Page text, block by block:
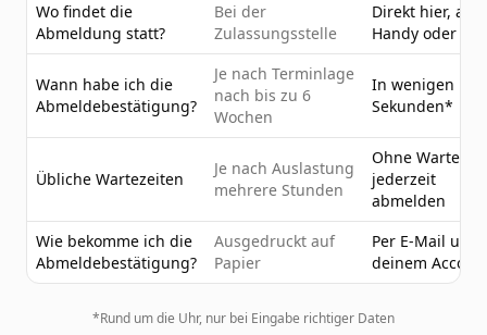
Wo findet die
Abmeldung statt?
Bei der
Zulassungsstelle
Direkt hier, am
Handy oder PC
Wann habe ich die
Abmeldebestätigung?
Je nach Terminlage
nach bis zu 6
Wochen
In wenigen
Sekunden*
Übliche Wartezeiten
Je nach Auslastung
mehrere Stunden
Ohne Wartezeit
jederzeit
abmelden
Wie bekomme ich die
Abmeldebestätigung?
Ausgedruckt auf
Papier
Per E-Mail und
deinem
*Rund um die Uhr, nur bei Eingabe richtiger Daten